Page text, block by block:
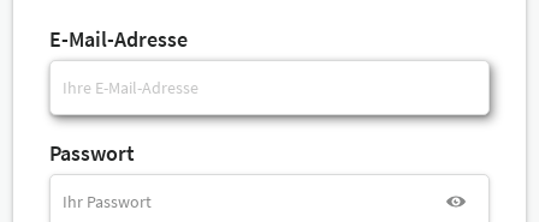
E-Mail-Adresse
Passwort